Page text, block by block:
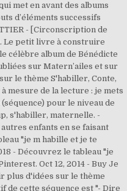
met en avant des albums
d’éléments successifs
- [Circonscription de
Le petit livre à construire
célèbre album de Bénédicte
sur Matern’ailes et sur
le thème S'habiller, Conte,
mesure de la lecture : je mets
pour le niveau de
s'habiller, maternelle. -
enfants en se faisant
"je m habille et je te
- Découvrez le tableau "je
Oct 12, 2014 - Buy Je
plus d'idées sur le thème
de cette séquence est "- Dire